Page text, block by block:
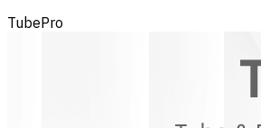
TubePro